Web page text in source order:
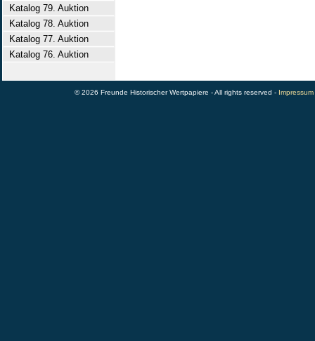
Katalog 79. Auktion
Katalog 78. Auktion
Katalog 77. Auktion
Katalog 76. Auktion
© 2026 Freunde Historischer Wertpapiere - All rights reserved - Impressum